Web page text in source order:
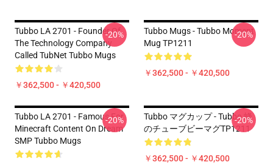
Tubbo LA 2701 - Founder Of
The Technology Company
Called TubNet Tubbo Mugs
￥362,500 - ￥420,500
-20%
Tubbo Mugs - Tubbo Moment
Mug TP1211
￥362,500 - ￥420,500
-20%
Tubbo LA 2701 - Famous For
Minecraft Content On Dream
SMP Tubbo Mugs
-20%
Tubbo マグカップ - Tubbo 蜂
のチューブビーマグTP1211
￥362,500 - ￥420,500
-20%